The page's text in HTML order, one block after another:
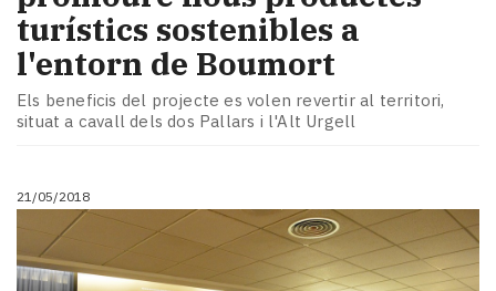
turístics sostenibles a
l'entorn de Boumort
Els beneficis del projecte es volen revertir al territori,
situat a cavall dels dos Pallars i l'Alt Urgell
21/05/2018